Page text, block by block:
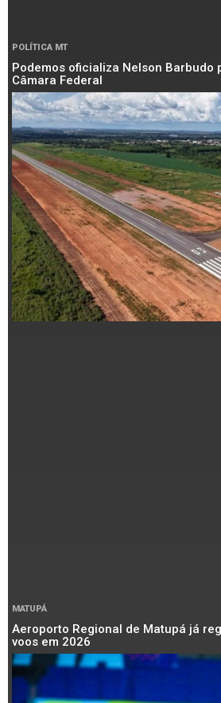
POLÍTICA MT
Podemos oficializa Nelson Barbudo
Câmara Federal
MATUPÁ
Aeroporto Regional de Matupá já
voos em 2026